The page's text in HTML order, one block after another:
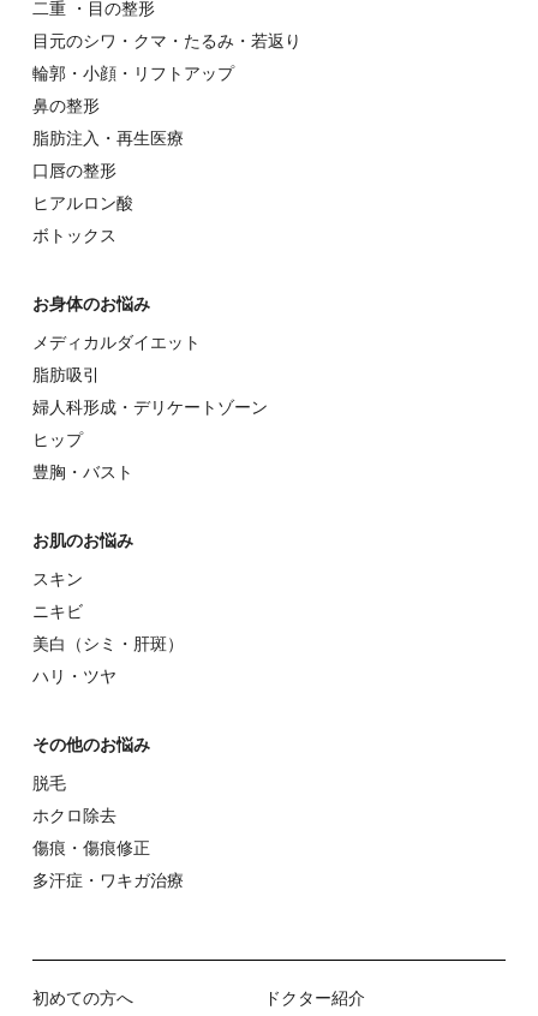
⼆重 ・⽬の整形
⽬元のシワ・クマ・たるみ・若返り
輪郭・⼩顔・リフトアップ
⿐の整形
脂肪注入・再生医療
⼝唇の整形
ヒアルロン酸
ボトックス
お⾝体のお悩み
メディカルダイエット
脂肪吸引
婦⼈科形成・デリケートゾーン
ヒップ
豊胸・バスト
お肌のお悩み
スキン
ニキビ
美⽩（シミ・肝斑）
ハリ・ツヤ
その他のお悩み
脱⽑
ホクロ除去
傷痕・傷痕修正
多汗症・ワキガ治療
初めての⽅へ
ドクター紹介